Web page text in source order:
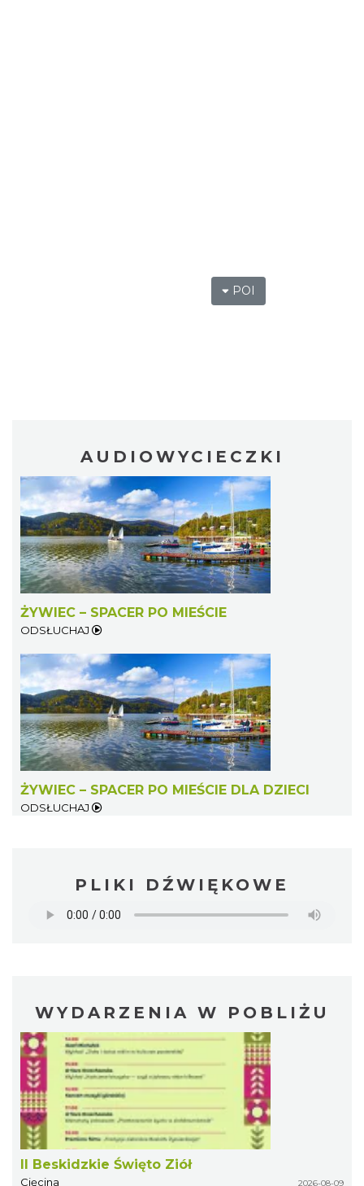
POI
AUDIOWYCIECZKI
ŻYWIEC – SPACER PO MIEŚCIE
ODSŁUCHAJ
ŻYWIEC – SPACER PO MIEŚCIE DLA DZIECI
ODSŁUCHAJ
PLIKI DŹWIĘKOWE
WYDARZENIA W POBLIŻU
II Beskidzkie Święto Ziół
Cięcina 2026-08-09